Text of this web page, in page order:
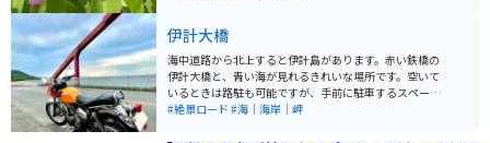
伊計大橋
海中道路から北上すると伊計島があります。赤い鉄橋の
伊計大橋と、青い海が見れるきれいな場所です。空いて
いるときは路駐も可能ですが、手前に駐車するスペース
があります。海水浴は伊計ビーチと大迫ビーチがありま
#絶景ロード #海｜海岸｜岬